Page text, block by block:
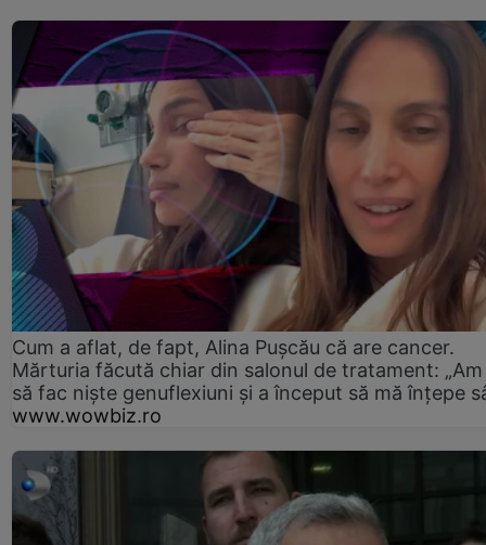
Cum a aflat, de fapt, Alina Pușcău că are cancer.
Mărturia făcută chiar din salonul de tratament:
să fac niște genuflexiuni și a început să mă înțepe
www.wowbiz.ro